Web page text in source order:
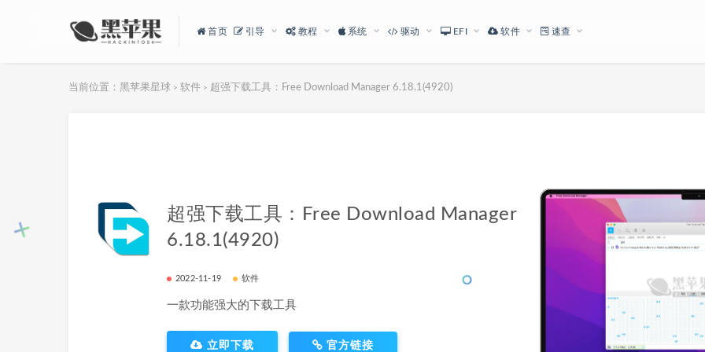
首页 引导 教程 系统 驱动 EFI 软件 速查
当前位置： 黑苹果星球 > 软件 > 超强下载工具：Free Download Manager 6.18.1(4920)
超强下载工具：Free Download Manager
6.18.1(4920)
2022-11-19 软件
一款功能强大的下载工具
立即下载 官方链接